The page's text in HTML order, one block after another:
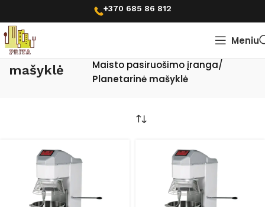
+370 685 86 812
Meniu
Planetarinė
mašyklė
Maisto pasiruošimo įranga
Planetarinė mašyklė